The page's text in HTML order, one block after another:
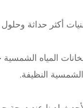
المياه الشمسية
النظيفة.